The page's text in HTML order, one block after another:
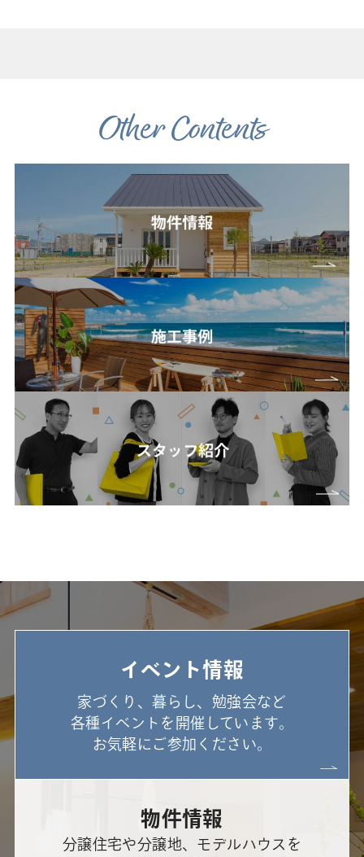
Other Contents
イベント情報
家づくり、暮らし、勉強会など
各種イベントを開催しています。
お気軽にご参加ください。
物件情報
分譲住宅や分譲地、モデルハウスを